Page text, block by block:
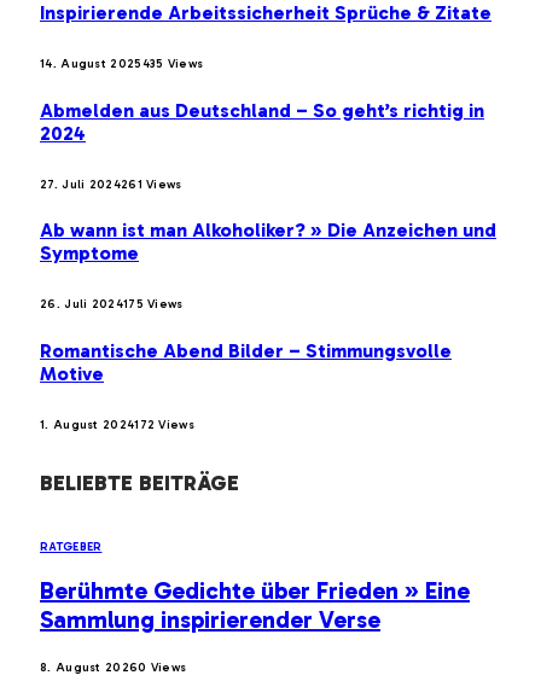
Inspirierende Arbeitssicherheit Sprüche & Zitate
14. August 2025435 Views
Abmelden aus Deutschland – So geht’s richtig in
2024
27. Juli 2024261Views
Ab wann ist man Alkoholiker? » Die Anzeichen und
Symptome
26. Juli 2024175Views
Romantische Abend Bilder – Stimmungsvolle
Motive
1. August 2024172Views
BELIEBTE BEITRÄGE
RATGEBER
Berühmte Gedichte über Frieden » Eine
Sammlung inspirierender Verse
8. August 20260 Views